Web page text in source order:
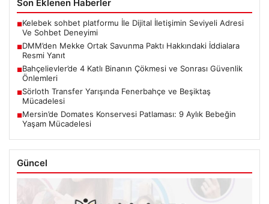
Son Eklenen Haberler
■Kelebek sohbet platformu İle Dijital İletişimin Seviyeli Adresi
Ve Sohbet Deneyimi
■DMM’den Mekke Ortak Savunma Paktı Hakkındaki İddialara
Resmi Yanıt
■Bahçelievler’de 4 Katlı Binanın Çökmesi ve Sonrası Güvenlik
Önlemleri
■Sörloth Transfer Yarışında Fenerbahçe ve Beşiktaş
Mücadelesi
■Mersin’de Domates Konservesi Patlaması: 9 Aylık Bebeğin
Yaşam Mücadelesi
Güncel